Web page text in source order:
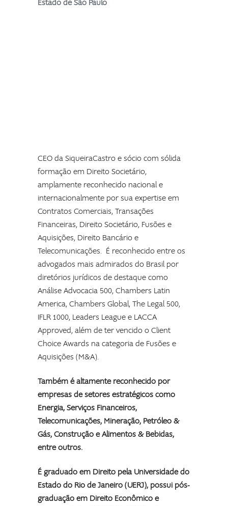
Estado de São Paulo
CEO da SiqueiraCastro e sócio com sólida
formação em Direito Societário,
amplamente reconhecido nacional e
internacionalmente por sua expertise em
Contratos Comerciais, Transações
Financeiras, Direito Societário, Fusões e
Aquisições, Direito Bancário e
Telecomunicações. É reconhecido entre os
advogados mais admirados do Brasil por
diretórios jurídicos de destaque como
Análise Advocacia 500, Chambers Latin
America, Chambers Global, The Legal 500,
IFLR 1000, Leaders League e LACCA
Approved, além de ter vencido o Client
Choice Awards na categoria de Fusões e
Aquisições (M&A).
Também é altamente reconhecido por
empresas de setores estratégicos como
Energia, Serviços Financeiros,
Telecomunicações, Mineração, Petróleo &
Gás, Construção e Alimentos & Bebidas,
entre outros.
É graduado em Direito pela Universidade do
Estado do Rio de Janeiro (UERJ), possui pós-
graduação em Direito Econômico e